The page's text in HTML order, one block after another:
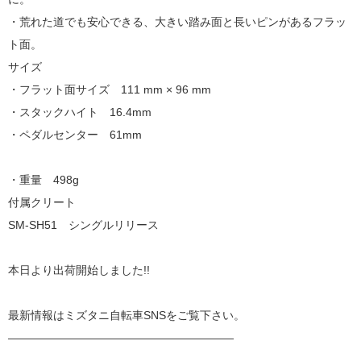
・荒れた道でも安心できる、大きい踏み面と長いピンがあるフラッ
ト面。
サイズ
・フラット面サイズ 111 mm × 96 mm
・スタックハイト 16.4mm
・ペダルセンター 61mm
・重量 498g
付属クリート
SM-SH51 シングルリリース
本日より出荷開始しました!!
最新情報はミズタニ自転車SNSをご覧下さい。
————————————————————